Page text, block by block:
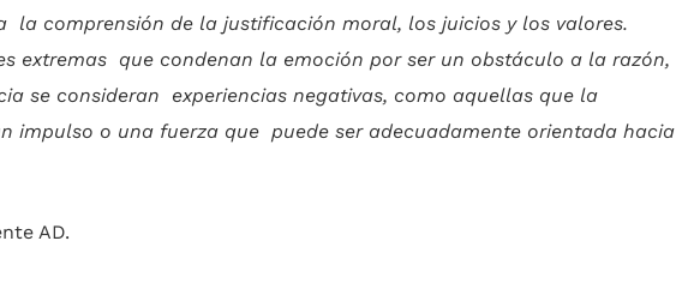
la comprensión de la justificación moral, los juicios y los valores.
extremas que condenan la emoción por ser un obstáculo a la razón,
se consideran experiencias negativas, como aquellas que la
impulso o una fuerza que puede ser adecuadamente orientada hacia
AD.